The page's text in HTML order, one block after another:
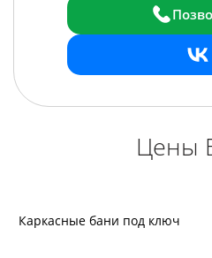
Цены
Каркасные бани под ключ